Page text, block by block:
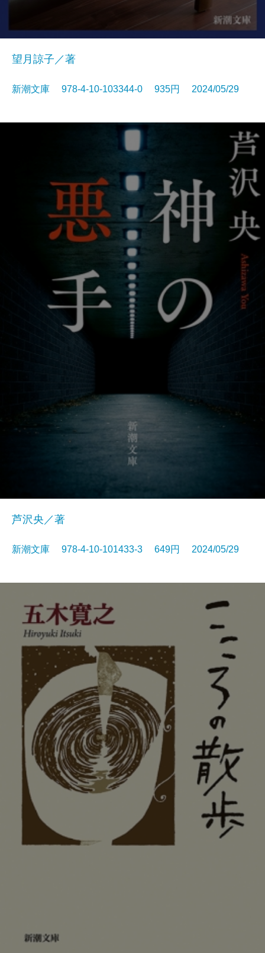
望月諒子／著
新潮文庫 978-4-10-103344-0 935円 2024/05/29
芦沢央／著
新潮文庫 978-4-10-101433-3 649円 2024/05/29